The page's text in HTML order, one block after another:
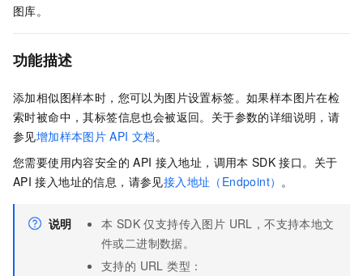
图库。
功能描述
添加相似图样本时，您可以为图片设置标签。如果样本图片在检
索时被命中，其标签信息也会被返回。关于参数的详细说明，请
参见增加样本图片 API 文档。
您需要使用内容安全的 API 接入地址，调用本 SDK 接口。关于
API 接入地址的信息，请参见接入地址（Endpoint） 。
说明
本 SDK 仅支持传入图片 URL，不支持本地文
件或二进制数据。
支持的 URL 类型：